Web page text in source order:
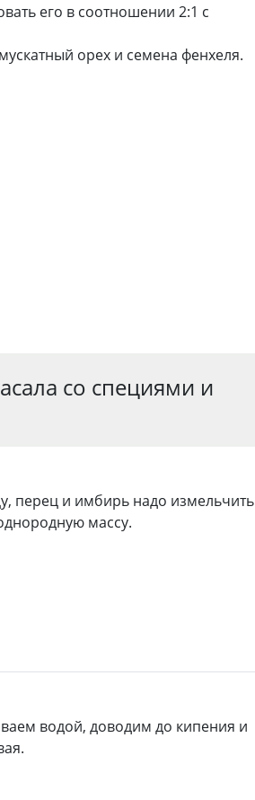
его в соотношении 2:1 с
орех и семена фенхеля.
со специями и
перец и имбирь надо измельчить
массу.
водой, доводим до кипения и